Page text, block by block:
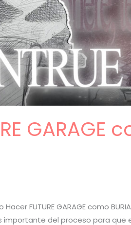
GARAGE
FUTURE GARAGE como
importante del proceso para que